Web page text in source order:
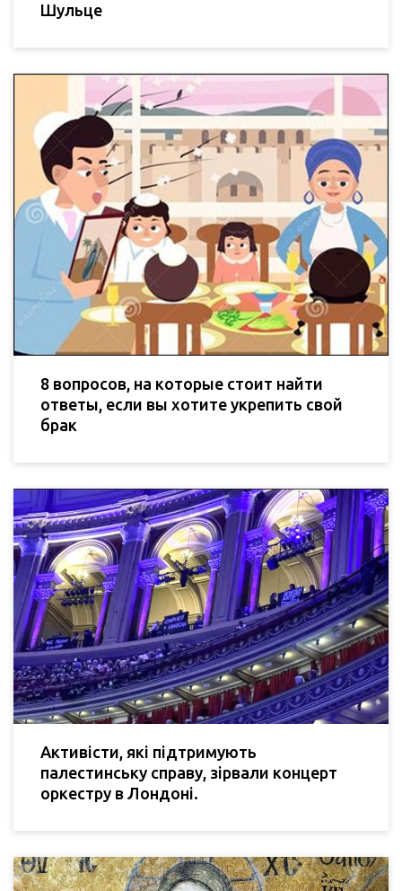
Шульце
8 вопросов, на которые стоит найти
ответы, если вы хотите укрепить свой
брак
Активісти, які підтримують
палестинську справу, зірвали концерт
оркестру в Лондоні.